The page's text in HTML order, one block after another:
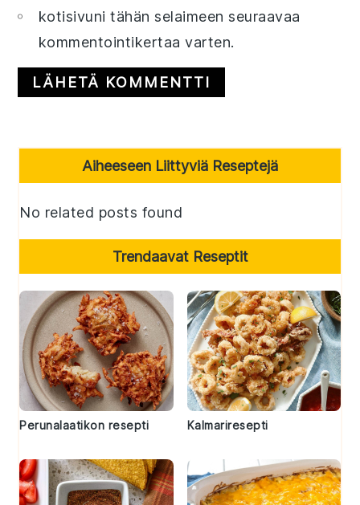
kotisivuni tähän selaimeen seuraavaa
kommentointikertaa varten.
Primary
Sidebar
Aiheeseen Liittyviä Reseptejä
No related posts found
Trendaavat Reseptit
Perunalaatikon resepti Kalmariresepti